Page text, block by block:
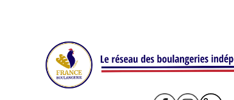
Je suis fournisseur